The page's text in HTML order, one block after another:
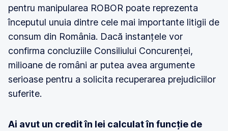
pentru manipularea ROBOR poate reprezenta
începutul unuia dintre cele mai importante litigii de
consum din România. Dacă instanțele vor
confirma concluziile Consiliului Concurenței,
milioane de români ar putea avea argumente
serioase pentru a solicita recuperarea prejudiciilor
suferite.
Ai avut un credit în lei calculat în funcție de